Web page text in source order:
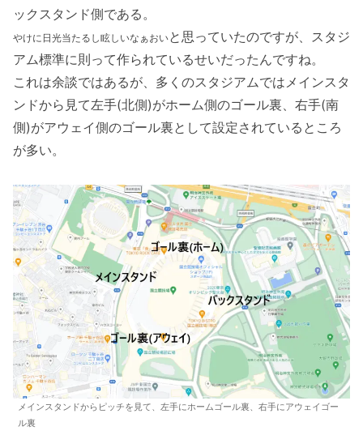
ックスタンド側である。
やけに日光当たるし眩しいなぁおいと思っていたのですが、スタジ
アム標準に則って作られているせいだったんですね。
これは余談ではあるが、多くのスタジアムではメインスタ
ンドから見て左手(北側)がホーム側のゴール裏、右手(南
側)がアウェイ側のゴール裏として設定されているところ
が多い。
メインスタンドからピッチを見て、左手にホームゴール裏、右手にアウェイゴー
ル裏